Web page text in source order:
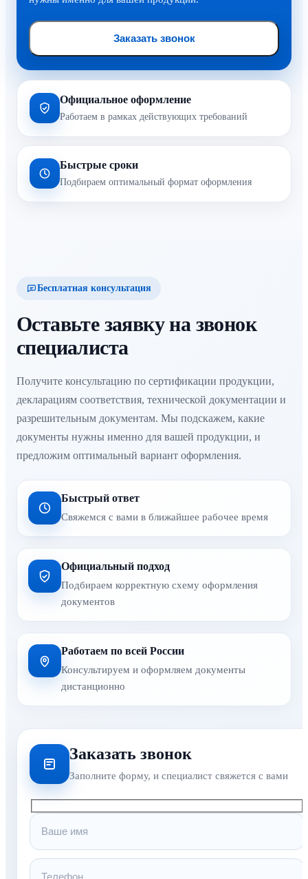
Заказать звонок
Официальное оформление
Работаем в рамках действующих требований
Быстрые сроки
Подбираем оптимальный формат оформления
Бесплатная консультация
Оставьте заявку на звонок
специалиста
Получите консультацию по сертификации продукции,
декларациям соответствия, технической документации и
разрешительным документам. Мы подскажем, какие
документы нужны именно для вашей продукции, и
предложим оптимальный вариант оформления.
Быстрый ответ
Свяжемся с вами в ближайшее рабочее время
Официальный подход
Подбираем корректную схему оформления
документов
Работаем по всей России
Консультируем и оформляем документы
дистанционно
Заказать звонок
Заполните форму, и специалист свяжется с вами